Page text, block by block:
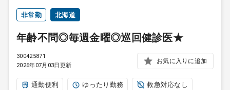
非常勤 北海道
年齢不問◎毎週金曜◎巡回健診医★
300425871
2026年07月03日更新
お気に入りに追加
通勤便利 ゆったり勤務 救急対応なし